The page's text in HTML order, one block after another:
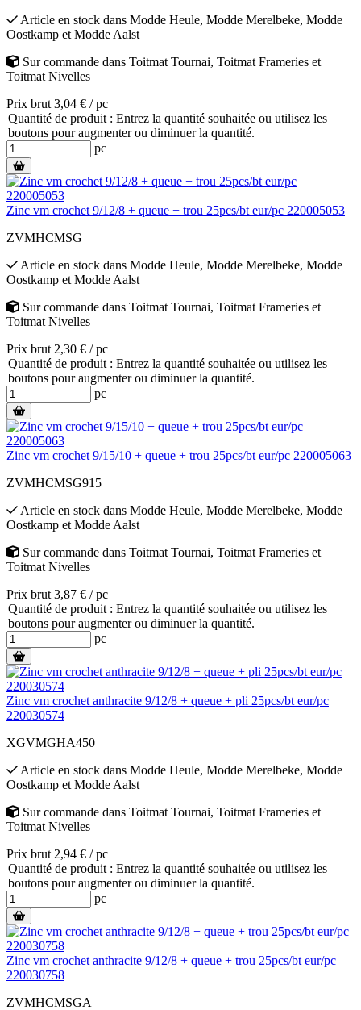
Article en stock dans Modde Heule, Modde Merelbeke, Modde
Oostkamp et Modde Aalst
Sur commande dans Toitmat Tournai, Toitmat Frameries et
Toitmat Nivelles
Prix brut 3,04 € / pc
Quantité de produit : Entrez la quantité souhaitée ou utilisez les
boutons pour augmenter ou diminuer la quantité.
pc
Zinc vm crochet 9/12/8 + queue + trou 25pcs/bt eur/pc 220005053
ZVMHCMSG
Article en stock dans Modde Heule, Modde Merelbeke, Modde
Oostkamp et Modde Aalst
Sur commande dans Toitmat Tournai, Toitmat Frameries et
Toitmat Nivelles
Prix brut 2,30 € / pc
Quantité de produit : Entrez la quantité souhaitée ou utilisez les
boutons pour augmenter ou diminuer la quantité.
pc
Zinc vm crochet 9/15/10 + queue + trou 25pcs/bt eur/pc 220005063
ZVMHCMSG915
Article en stock dans Modde Heule, Modde Merelbeke, Modde
Oostkamp et Modde Aalst
Sur commande dans Toitmat Tournai, Toitmat Frameries et
Toitmat Nivelles
Prix brut 3,87 € / pc
Quantité de produit : Entrez la quantité souhaitée ou utilisez les
boutons pour augmenter ou diminuer la quantité.
pc
Zinc vm crochet anthracite 9/12/8 + queue + pli 25pcs/bt eur/pc
220030574
XGVMGHA450
Article en stock dans Modde Heule, Modde Merelbeke, Modde
Oostkamp et Modde Aalst
Sur commande dans Toitmat Tournai, Toitmat Frameries et
Toitmat Nivelles
Prix brut 2,94 € / pc
Quantité de produit : Entrez la quantité souhaitée ou utilisez les
boutons pour augmenter ou diminuer la quantité.
pc
Zinc vm crochet anthracite 9/12/8 + queue + trou 25pcs/bt eur/pc
220030758
ZVMHCMSGA